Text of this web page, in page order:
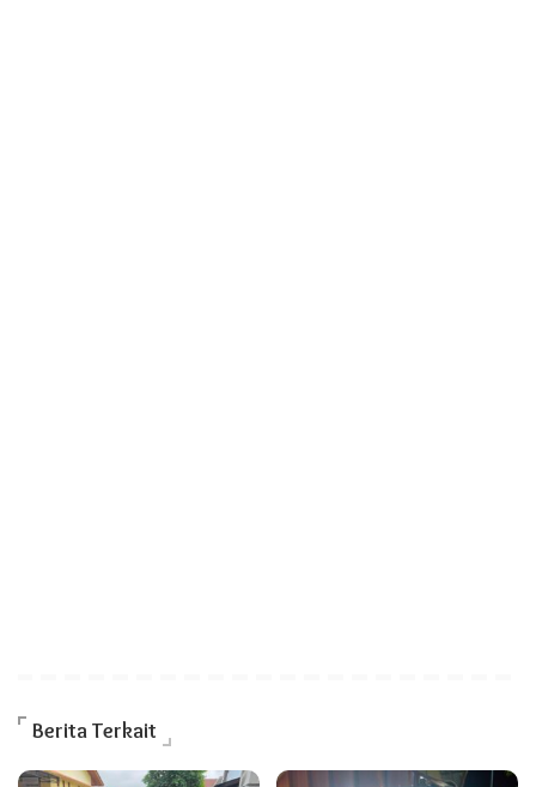
Berita Terkait